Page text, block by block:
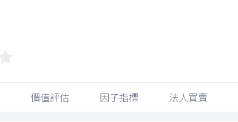
價值評估 因子指標 法人買賣